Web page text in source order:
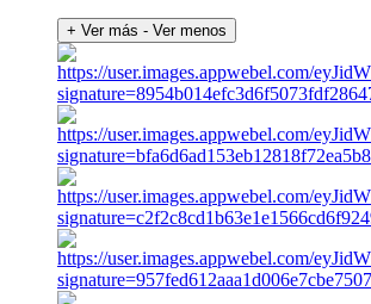
+ Ver más - Ver menos